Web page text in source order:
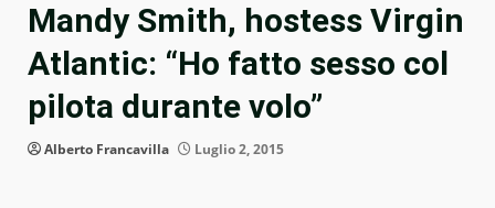
Mandy Smith, hostess Virgin
Atlantic: “Ho fatto sesso col
pilota durante volo”
Alberto Francavilla Luglio 2, 2015